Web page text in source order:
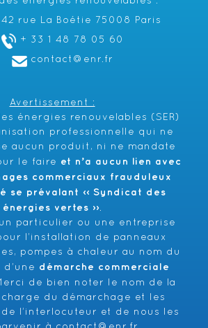
rue La Boétie 75008 Paris
+ 33 1 48 78 05 60
contact@enr.fr
Avertissement :
énergies renouvelables (SER)
professionnelle qui ne
aucun produit, ni ne mandate
le faire et n’a aucun lien avec
commerciaux frauduleux
se prévalant ‹‹ Syndicat des
énergies vertes ››.
particulier ou une entreprise
l’installation de panneaux
pompes à chaleur au nom du
d’une démarche commerciale
de bien noter le nom de la
du démarchage et les
l’interlocuteur et de nous les